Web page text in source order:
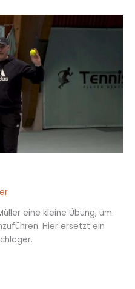
eine kleine Übung, um
Hier ersetzt ein